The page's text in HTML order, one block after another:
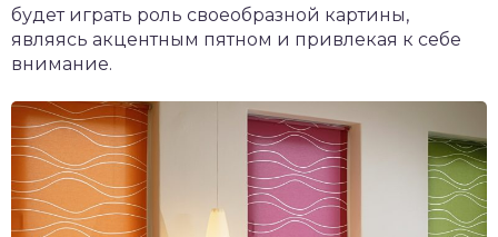
будет играть роль своеобразной картины,
являясь акцентным пятном и привлекая к себе
внимание.